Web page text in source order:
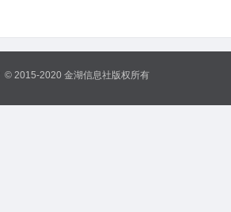
© 2015-2020 金湖信息社版权所有